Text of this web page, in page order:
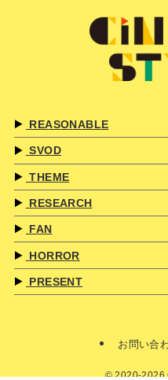
REASONABLE
SVOD
THEME
RESEARCH
FAN
HORROR
PRESENT
お問い合
©2020-2026